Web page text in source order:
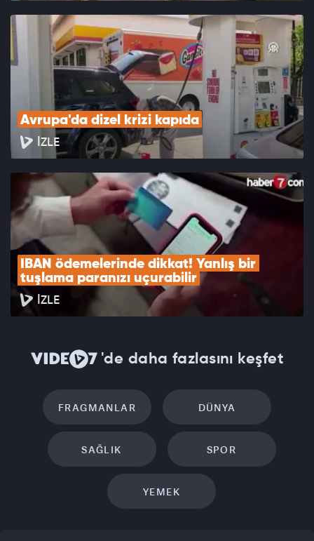
Avrupa'da dizel krizi kapıda
İZLE
IBAN ödemelerinde dikkat! Yanlış bir
tuşlama paranızı uçurabilir
İZLE
'de daha fazlasını keşfet
FRAGMANLAR DÜNYA
SAĞLIK SPOR
YEMEK